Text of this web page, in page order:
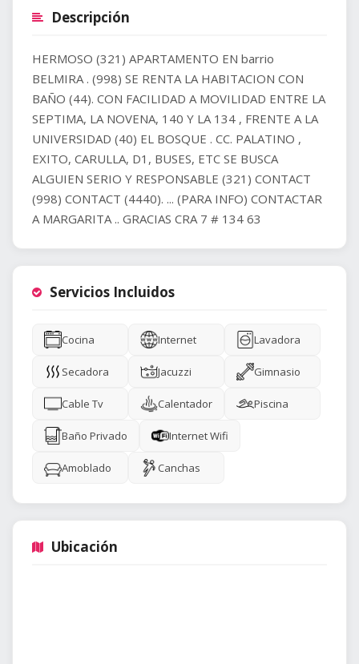
Descripción
HERMOSO (321) APARTAMENTO EN barrio
BELMIRA . (998) SE RENTA LA HABITACION CON
BAÑO (44). CON FACILIDAD A MOVILIDAD ENTRE LA
SEPTIMA, LA NOVENA, 140 Y LA 134 , FRENTE A LA
UNIVERSIDAD (40) EL BOSQUE . CC. PALATINO ,
EXITO, CARULLA, D1, BUSES, ETC SE BUSCA
ALGUIEN SERIO Y RESPONSABLE (321) CONTACT
(998) CONTACT (4440). ... (PARA INFO) CONTACTAR
A MARGARITA .. GRACIAS CRA 7 # 134 63
Servicios Incluidos
Cocina Internet Lavadora
Secadora Jacuzzi Gimnasio
Cable Tv Calentador Piscina
Baño Privado Internet Wifi
Amoblado Canchas
Ubicación